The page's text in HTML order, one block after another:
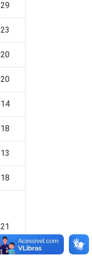
29
23
20
20
14
18
13
18
21